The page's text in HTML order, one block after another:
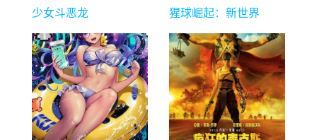
少女斗恶龙 猩球崛起：新世界